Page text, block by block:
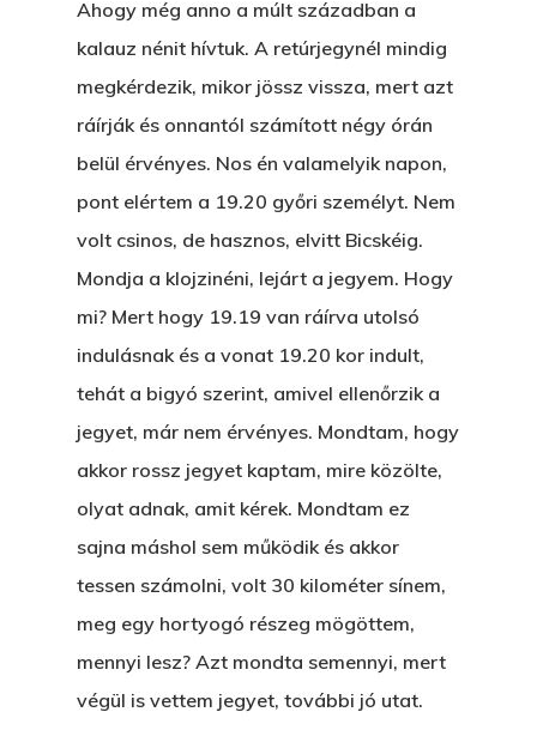
Ahogy még anno a múlt században a
kalauz nénit hívtuk. A retúrjegynél mindig
megkérdezik, mikor jössz vissza, mert azt
ráírják és onnantól számított négy órán
belül érvényes. Nos én valamelyik napon,
pont elértem a 19.20 győri személyt. Nem
volt csinos, de hasznos, elvitt Bicskéig.
Mondja a klojzinéni, lejárt a jegyem. Hogy
mi? Mert hogy 19.19 van ráírva utolsó
indulásnak és a vonat 19.20 kor indult,
tehát a bigyó szerint, amivel ellenőrzik a
jegyet, már nem érvényes. Mondtam, hogy
akkor rossz jegyet kaptam, mire közölte,
olyat adnak, amit kérek. Mondtam ez
sajna máshol sem működik és akkor
tessen számolni, volt 30 kilométer sínem,
meg egy hortyogó részeg mögöttem,
mennyi lesz? Azt mondta semennyi, mert
végül is vettem jegyet, további jó utat.